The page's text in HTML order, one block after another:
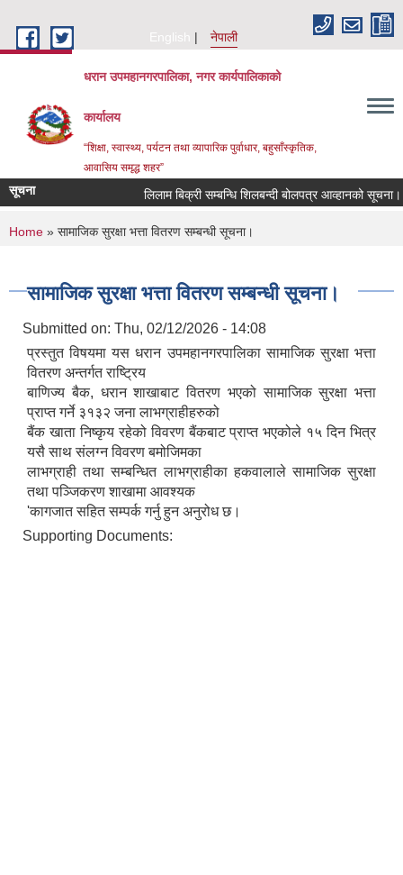
English
नेपाली
धरान उपमहानगरपालिका, नगर कार्यपालिकाको
कार्यालय
“शिक्षा, स्वास्थ्य, पर्यटन तथा व्यापारिक पुर्वाधार, बहुसाँस्कृतिक,
आवासिय समृद्ध शहर”
सूचना लिलाम बिक्री सम्बन्धि शिलबन्दी बोलपत्र आव्हानको सूचना।
You are here
Home » सामाजिक सुरक्षा भत्ता वितरण सम्बन्धी सूचना।
सामाजिक सुरक्षा भत्ता वितरण सम्बन्धी सूचना।
Submitted on: Thu, 02/12/2026 - 14:08
प्रस्तुत विषयमा यस धरान उपमहानगरपालिका सामाजिक सुरक्षा भत्ता
वितरण अन्तर्गत राष्ट्रिय
बाणिज्य बैक, धरान शाखाबाट वितरण भएको सामाजिक सुरक्षा भत्ता
प्राप्त गर्ने ३१३२ जना लाभग्राहीहरुको
बैंक खाता निष्कृय रहेको विवरण बैंकबाट प्राप्त भएकोले १५ दिन भित्र
यसै साथ संलग्न विवरण बमोजिमका
लाभग्राही तथा सम्बन्धित लाभग्राहीका हकवालाले सामाजिक सुरक्षा
तथा पञ्जिकरण शाखामा आवश्यक
'कागजात सहित सम्पर्क गर्नु हुन अनुरोध छ।
Supporting Documents: